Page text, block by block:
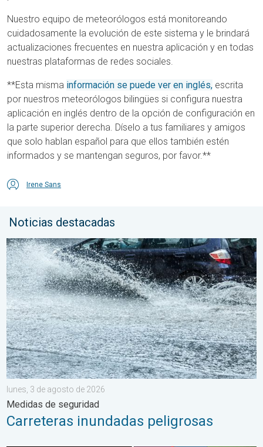
Nuestro equipo de meteorólogos está monitoreando
cuidadosamente la evolución de este sistema y le brindará
actualizaciones frecuentes en nuestra aplicación y en todas
nuestras plataformas de redes sociales.
**Esta misma información se puede ver en inglés, escrita
por nuestros meteorólogos bilingües si configura nuestra
aplicación en inglés dentro de la opción de configuración en
la parte superior derecha. Díselo a tus familiares y amigos
que solo hablan español para que ellos también estén
informados y se mantengan seguros, por favor.**
Irene Sans
Noticias destacadas
Carreteras inundadas peligrosas. Medidas de seguridad. . .
lunes, 3 de agosto de 2026
Medidas de seguridad
Carreteras inundadas peligrosas